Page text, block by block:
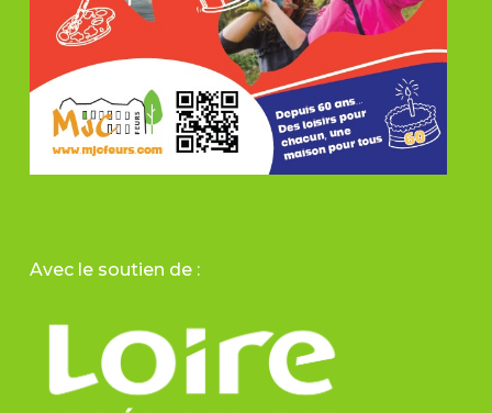
Avec le soutien de :